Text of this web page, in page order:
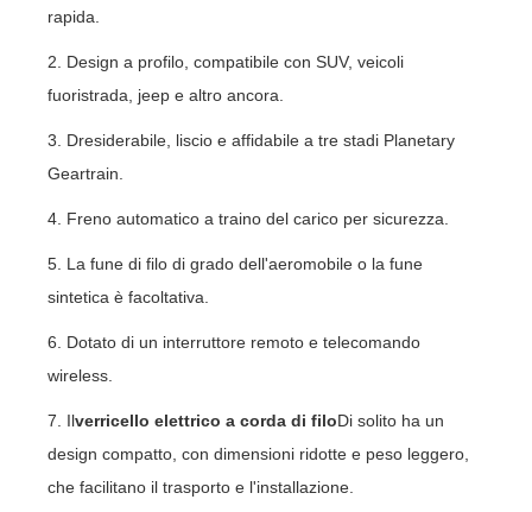
rapida.
2. Design a profilo, compatibile con SUV, veicoli
fuoristrada, jeep e altro ancora.
3. Dresiderabile, liscio e affidabile a tre stadi Planetary
Geartrain.
4. Freno automatico a traino del carico per sicurezza.
5. La fune di filo di grado dell'aeromobile o la fune
sintetica è facoltativa.
6. Dotato di un interruttore remoto e telecomando
wireless.
7. Ilverricello elettrico a corda di filoDi solito ha un
design compatto, con dimensioni ridotte e peso leggero,
che facilitano il trasporto e l'installazione.